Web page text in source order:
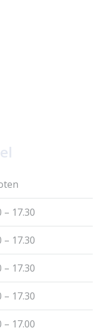
– 17.30
– 17.30
– 17.30
– 17.30
– 17.00